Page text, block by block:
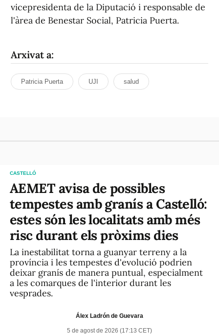
vicepresidenta de la Diputació i responsable de
l'àrea de Benestar Social, Patricia Puerta.
Arxivat a:
Patricia Puerta UJI salud
CASTELLÓ
AEMET avisa de possibles
tempestes amb granís a Castelló:
estes són les localitats amb més
risc durant els pròxims dies
La inestabilitat torna a guanyar terreny a la
província i les tempestes d'evolució podrien
deixar granís de manera puntual, especialment
a les comarques de l'interior durant les
vesprades.
Álex Ladrón de Guevara
5 de agost de 2026 (17:13 CET)